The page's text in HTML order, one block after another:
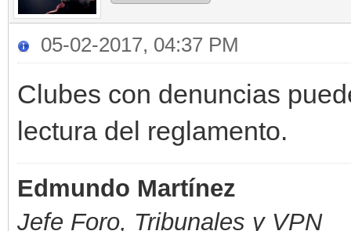
05-02-2017, 04:37 PM
Clubes con denuncias
lectura del reglamento.
Edmundo Martínez
Jefe Foro, Tribunales y VPN